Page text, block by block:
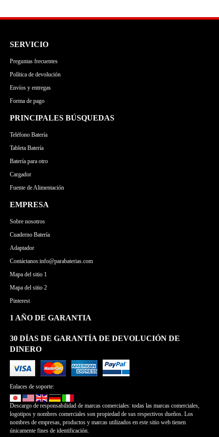
SERVICIO
Preguntas frecuentes
Política de devolución
Envíos y entregas
Forma de pago
PRINCIPALES BÚSQUEDAS
Teléfono Batería
Tableta Batería
Batería para otro
Cargador
Fuente de Alimentación
EMPRESA
Sobre nosotros
Cuaderno Batería
Adaptador
Contáctanos:info@parabaterias.com
Mapa del sitio 1
Mapa del sitio 2
Pinterest
1 AÑO DE GARANTIA
30 DÍAS DE GARANTÍA DE DEVOLUCIÓN DE
DINERO
Enlaces de soporte:
Descargo de responsabilidad de marcas comerciales: todas las marcas comerciales,
logotipos y nombres comerciales son propiedad de sus respectivos dueños. Los
nombres de empresas, productos y marcas utilizados en este sitio web tienen
únicamente fines de identificación.